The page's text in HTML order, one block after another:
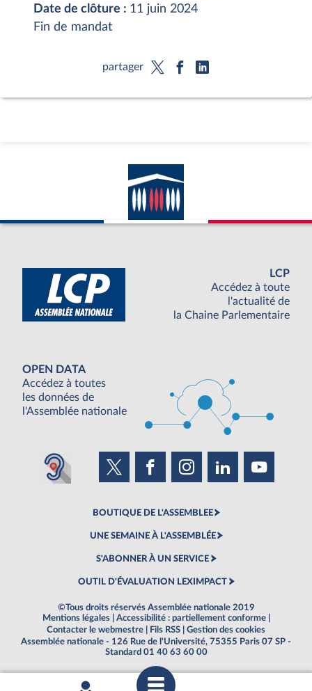
Date de clôture : 11 juin 2024
Fin de mandat
partager
LCP
Accédez à toute
l'actualité de
la Chaine Parlementaire
OPEN DATA
Accédez à toutes
les données de
l'Assemblée nationale
BOUTIQUE DE L'ASSEMBLEE
UNE SEMAINE À L'ASSEMBLÉE
S'ABONNER À UN SERVICE
OUTIL D'ÉVALUATION LEXIMPACT
©Tous droits réservés Assemblée nationale 2019
Mentions légales
Accessibilité : partiellement conforme
Contacter le webmestre
Fils RSS
Gestion des cookies
Assemblée nationale - 126 Rue de l'Université, 75355 Paris 07 SP -
Standard 01 40 63 60 00